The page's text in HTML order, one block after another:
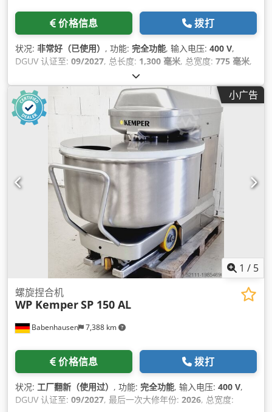
价格信息 拨打
状况: 非常好（已使用） , 功能: 完全功能, 输入电压: 400 V,
DGUV 认证至: 09/2027, 总长度: 1,300 毫米, 总宽度: 775 毫米,
16 A
流类型:三相, 功率:6 千瓦 (8.16 马力), 电熔断器:16 A,
小广告
1 / 5
Babenhausen 7,388 km
螺旋捏合机
WP KemperSP 150 AL
价格信息 拨打
状况: 工厂翻新（使用过） , 功能: 完全功能, 输入电压: 400 V,
DGUV 认证至: 09/2027, 最后一次大修年份: 2026, 总宽度: